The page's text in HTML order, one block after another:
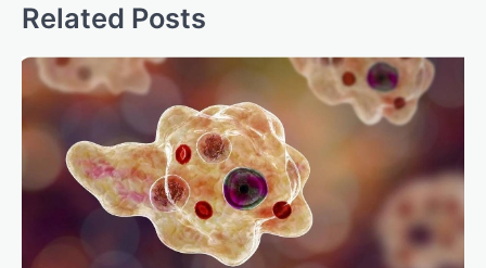
g
a
t
i
o
n
Related Posts